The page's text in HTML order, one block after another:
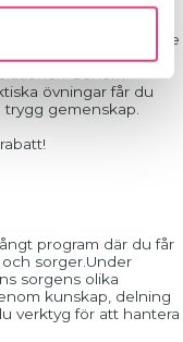
för dig som tidigare
för
övningar får du
gemenskap.
program där du får
sorger. Under
sorgens olika
kunskap, delning
verktyg för att hantera